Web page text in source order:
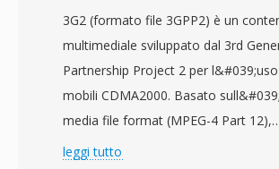
contesto dei dischi Blu-ray. Le
consumer e semi-professionali di
Panasonic, Canon e altri produttori
MTS in una gerarchia di directory
schede di memoria o memoria
accompagnati da file di indice e
3G2 (formato file 3GPP2) è un
multimediale sviluppato dal 3rd
Partnership Project 2 per
mobili CDMA2000. Basato
media file format (MPEG-4 Part 12),
memorizza video codificato con
leggi tutto